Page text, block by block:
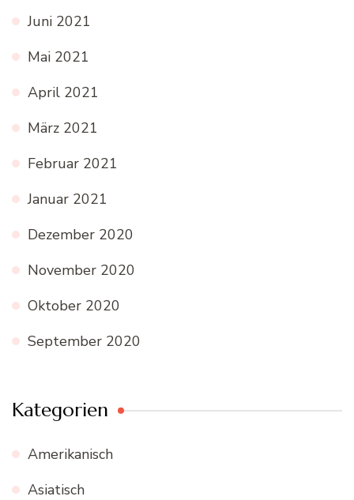
Juni 2021
Mai 2021
April 2021
März 2021
Februar 2021
Januar 2021
Dezember 2020
November 2020
Oktober 2020
September 2020
Kategorien
Amerikanisch
Asiatisch